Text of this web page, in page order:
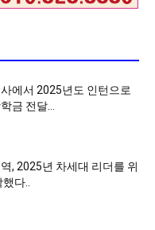
에서 2025년도 인턴으로
금 전달…
, 2025년 차세대 리더를 위
다..